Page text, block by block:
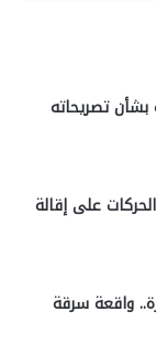
تصريحاته
على إقالة
واقعة سرقة